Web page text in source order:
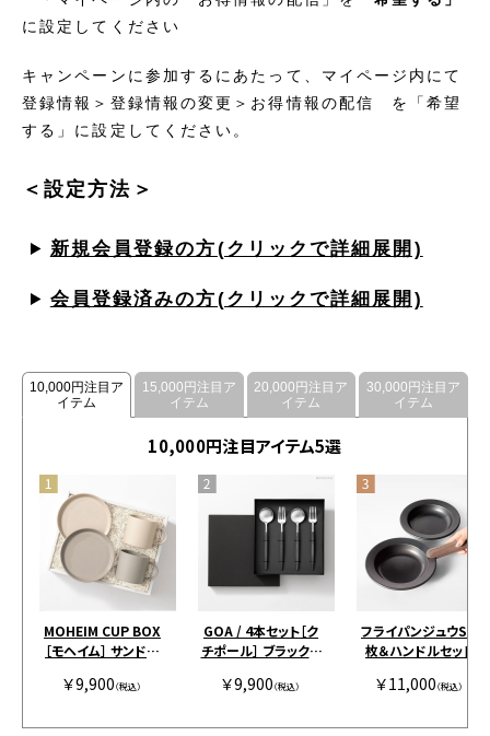
に設定してください
キャンペーンに参加するにあたって、マイページ内にて
登録情報＞登録情報の変更＞お得情報の配信 を「希望
する」に設定してください。
＜設定方法＞
新規会員登録の方(クリックで詳細展開)
会員登録済みの方(クリックで詳細展開)
10,000円注目ア
イテム
15,000円注目ア
イテム
20,000円注目ア
イテム
30,000円注目ア
イテム
10,000円注目アイテム5選
MOHEIM CUP BOX
［モヘイム］ サンドホ
イム］
￥9,900（税込）
GOA / 4本セット［ク
チポール］ ブラックシ
￥9,900（税込）
フライパンジュウS 2
枚＆ハンドルセット
￥11,000（税込）